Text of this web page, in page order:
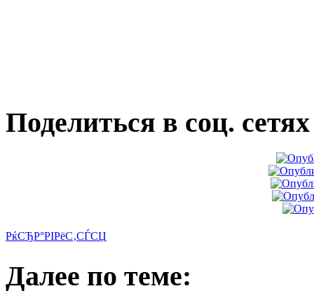
Поделиться в соц. сетях
РќСЂР°РІРёС‚СЃСЏ
Далее по теме: